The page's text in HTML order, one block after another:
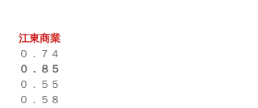
江東商業
０．７４
０．８５
０．５５
０．５８